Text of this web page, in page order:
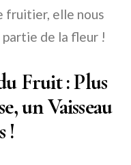
fruitier, elle nous
de la fleur !
Fruit : Plus
un Vaisseau
!